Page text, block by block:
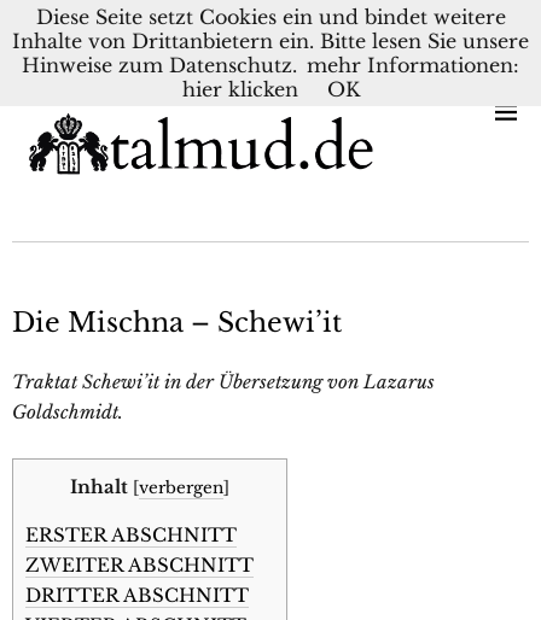
KONTAKT BLOG DEUTSCH NEDERLANDS
Die Mischna – Schewi’it
Traktat Schewi’it in der Übersetzung von Lazarus
Goldschmidt.
Inhalt [verbergen]
ERSTER ABSCHNITT
ZWEITER ABSCHNITT
DRITTER ABSCHNITT
Diese Seite setzt Cookies ein und bindet weitere
Inhalte von Drittanbietern ein. Bitte lesen Sie unsere
Hinweise zum Datenschutz. mehr Informationen:
hier klicken
OK